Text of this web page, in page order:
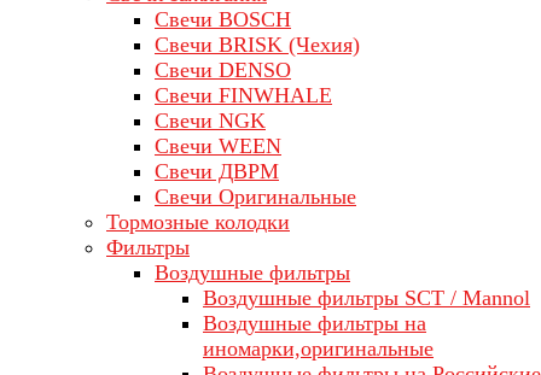
Свечи BOSCH
Свечи BRISK (Чехия)
Свечи DENSO
Свечи FINWHALE
Свечи NGK
Свечи WEEN
Свечи ДВРМ
Свечи Оригинальные
Тормозные колодки
Фильтры
Воздушные фильтры
Воздушные фильтры SCT / Mannol
Воздушные фильтры на
иномарки,оригинальные